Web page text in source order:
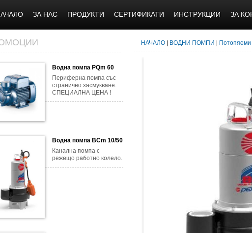
ЗА НАС ПРОДУКТИ СЕРТИФИКАТИ ИНСТРУКЦИИ ЗА
Водна помпа PQm 60
Периферна помпа със
странично засмукване.
СПЕЦИАЛНА ЦЕНА !
Водна помпа BCm 10/50
Канална помпа с
режещо работно колело.
НАЧАЛО ВОДНИ ПОМПИ Потопяеми